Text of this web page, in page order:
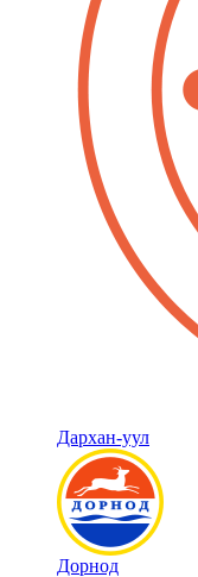
Дархан-уул
Дорнод